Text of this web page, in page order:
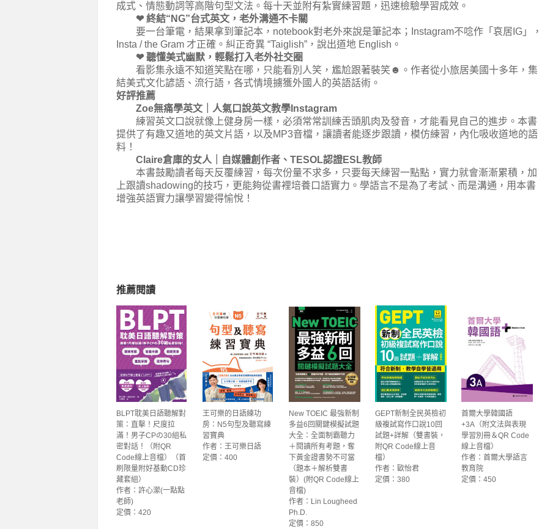
成式、情態動詞等高階句型文法。每十天並附有紮實練習題，迅速檢驗學習成效。
❤︎ 終結“NG”台式英文，老外溝通不卡關
要一台筆電，結果拿到筆記本，notebook對老外來說是筆記本；Instagram不唸作「哀居IG」，
Insta / the Gram 才正確。糾正奇異 “Taiglish”，說出道地 English。
❤︎ 聽懂美式幽默，輕鬆打入老外社交圈
看影集永遠不知道笑點在哪，只能看別人笑，尷尬跟著裝笑☻。作者從小旅居美國十多年，集
結美式文化諺語、流行語，各式情境擄獲外國人的英語話術。
好評推薦
Zoe無痛學英文｜人氣口說英文教學Instagram
練習英文口說就像上健身房一樣，必須常常訓練舌頭肌肉及發音，才能看見自己的進步。本書
提供了有趣又道地的英文片語，以及MP3音檔，讓讀者能逐步跟讀，模仿練習，內化吸收道地的語
料！
Claire倉庫的女人｜自媒體創作者、TESOL認證ESL教師
本書鼓勵讀者每天反覆練習，每次份量不求多，只要每天練習一點點，實力就會漸漸累積，加
上跟讀shadowing的技巧，更能夠從書裡培養口語實力。學語言不是為了考試、而是溝通，用本書
增強英語實力讓學習變得愉悅！
推薦閱讀
BLPT耽美日語聽解對
策：直擊！尺度拉
滿！男子CPの30組私
密對話！（附QR
Code線上音檔）（首
刷限量附好基動CD珍
藏套組）
作者：許心瀠(一點點
老師)
定價：420
王可樂的日語練功
房：N5句型及聽寫練
習寶典
作者：王可樂日語
定價：400
New TOEIC 最強新制
多益6回關鍵模擬試題
大全：全面制霸聽力
＋閱讀所有考題，奪
下黃金證書勢不可當
（題本＋解析雙書
裝）(附QR Code線上
音檔)
作者：Lin Lougheed
Ph.D.
定價：850
GEPT新制全民英檢初
級複試寫作口說10回
試題+詳解（雙書裝，
附QR Code線上音
檔）
作者：歐怡君
定價：380
首爾大學韓國語
+3A（附文法與表現
學習別冊＆QR Code
線上音檔）
作者：首爾大學語言
教育院
定價：450